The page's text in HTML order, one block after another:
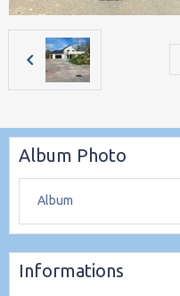
Album Photo
Album
Informations